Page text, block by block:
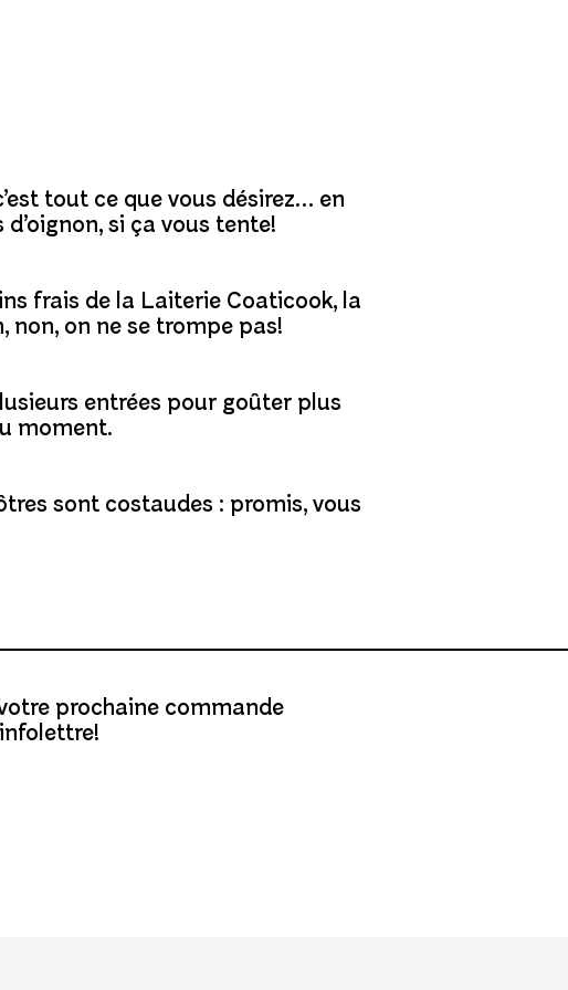
tout ce que vous désirez… en
si ça vous tente!
frais de la Laiterie Coaticook, la
non, on ne se trompe pas!
entrées pour goûter plus
moment.
sont costaudes : promis, vous
prochaine commande